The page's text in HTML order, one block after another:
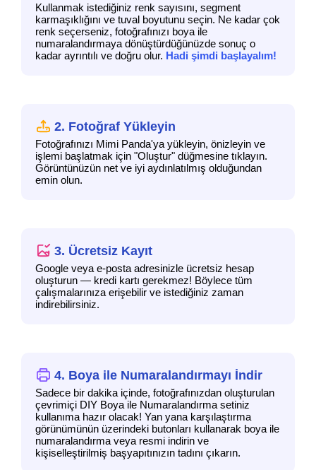
Kullanmak istediğiniz renk sayısını, segment
karmaşıklığını ve tuval boyutunu seçin. Ne kadar çok
renk seçerseniz, fotoğrafınızı boya ile
numaralandırmaya dönüştürdüğünüzde sonuç o
kadar ayrıntılı ve doğru olur. Hadi şimdi başlayalım!
2. Fotoğraf Yükleyin
Fotoğrafınızı Mimi Panda'ya yükleyin, önizleyin ve
işlemi başlatmak için "Oluştur" düğmesine tıklayın.
Görüntünüzün net ve iyi aydınlatılmış olduğundan
emin olun.
3. Ücretsiz Kayıt
Google veya e-posta adresinizle ücretsiz hesap
oluşturun — kredi kartı gerekmez! Böylece tüm
çalışmalarınıza erişebilir ve istediğiniz zaman
indirebilirsiniz.
4. Boya ile Numaralandırmayı İndir
Sadece bir dakika içinde, fotoğrafınızdan oluşturulan
çevrimiçi DIY Boya ile Numaralandırma setiniz
kullanıma hazır olacak! Yan yana karşılaştırma
görünümünün üzerindeki butonları kullanarak boya ile
numaralandırma veya resmi indirin ve
kişiselleştirilmiş başyapıtınızın tadını çıkarın.